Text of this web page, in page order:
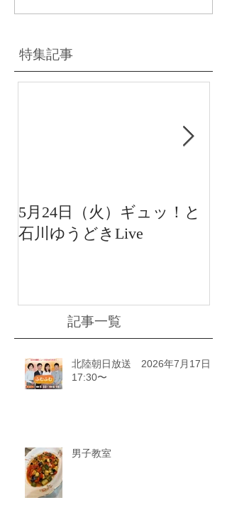
特集記事
5月24日（火）ギュッ！と
石川ゆうどきLive
記事一覧
北陸朝日放送 2026年7月17日
17:30〜
男子教室